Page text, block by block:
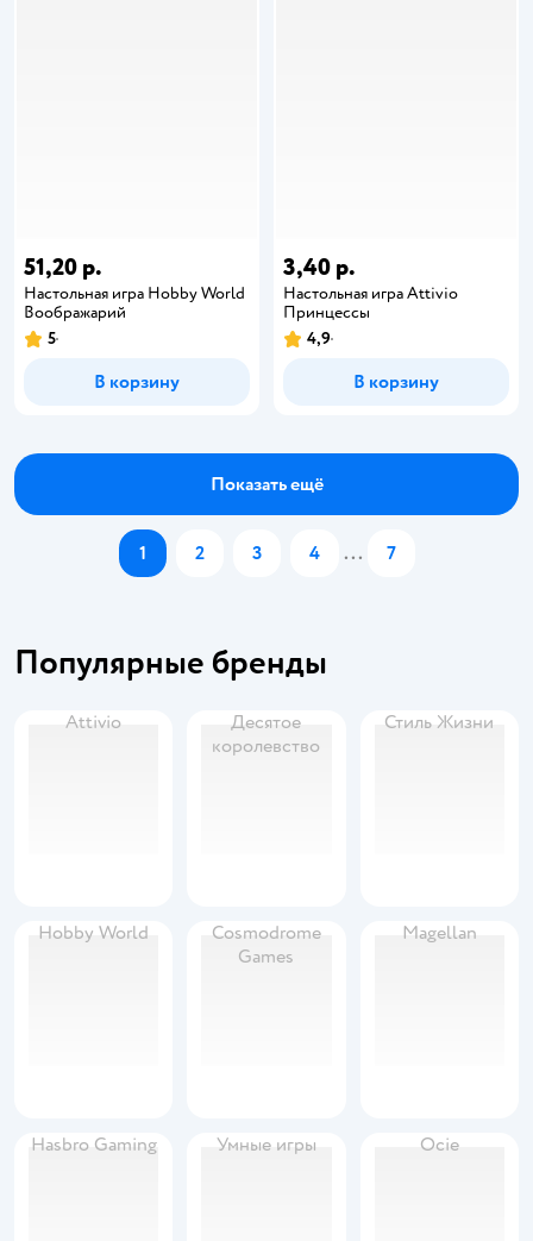
51,20 р.
Настольная игра Hobby World
Воображарий
5
В корзину
3,40 р.
Настольная игра Attivio
Принцессы
4,9
В корзину
Показать ещё
1 2 3 4 ... 7
Популярные бренды
Attivio
Десятое
королевство
Стиль Жизни
Hobby World
Cosmodrome
Games
Magellan
Hasbro Gaming Умные игры Ocie